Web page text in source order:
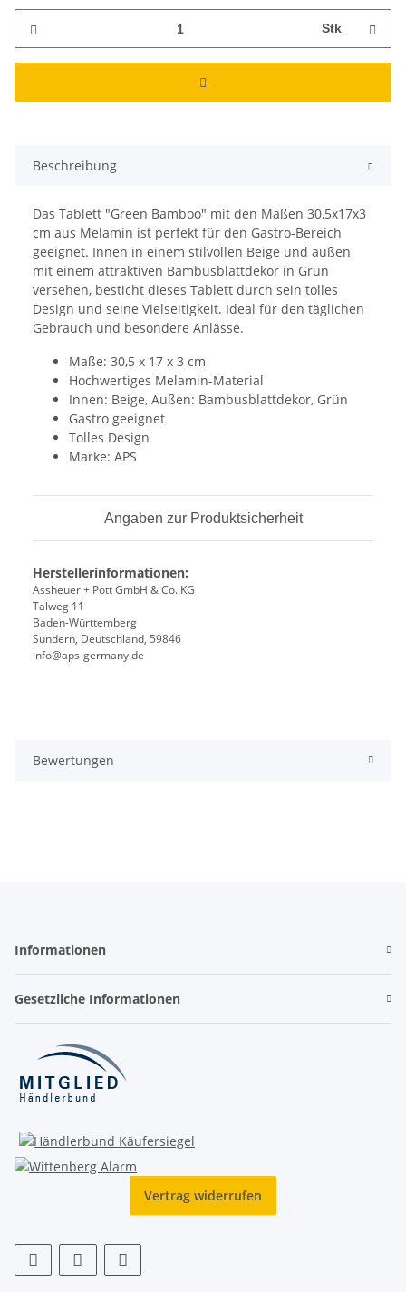
Stk
Beschreibung
Das Tablett "Green Bamboo" mit den Maßen 30,5x17x3
cm aus Melamin ist perfekt für den Gastro-Bereich
geeignet. Innen in einem stilvollen Beige und außen
mit einem attraktiven Bambusblattdekor in Grün
versehen, besticht dieses Tablett durch sein tolles
Design und seine Vielseitigkeit. Ideal für den täglichen
Gebrauch und besondere Anlässe.
Maße: 30,5 x 17 x 3 cm
Hochwertiges Melamin-Material
Innen: Beige, Außen: Bambusblattdekor, Grün
Gastro geeignet
Tolles Design
Marke: APS
Angaben zur Produktsicherheit
Herstellerinformationen:
Assheuer + Pott GmbH & Co. KG
Talweg 11
Baden-Württemberg
Sundern, Deutschland, 59846
info@aps-germany.de
Bewertungen
Informationen
Gesetzliche Informationen
Vertrag widerrufen